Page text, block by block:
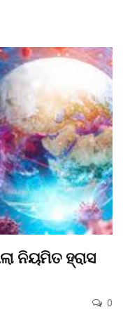
ନିୟମିତ ହ୍ରାସ
0